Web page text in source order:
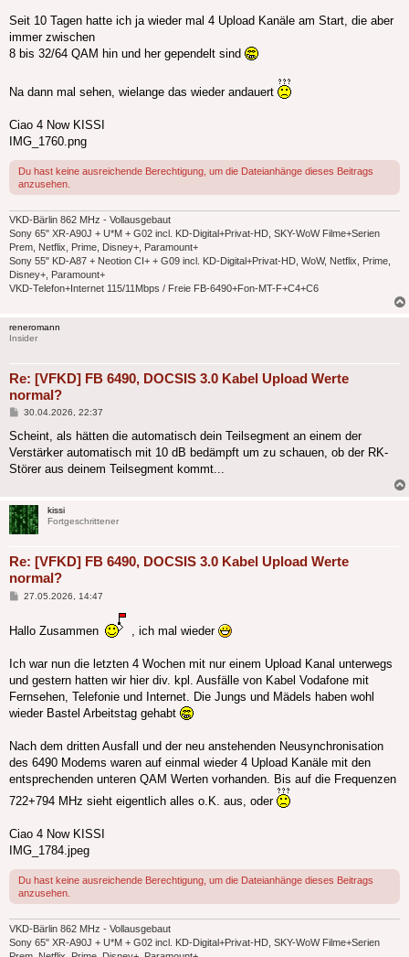
Seit 10 Tagen hatte ich ja wieder mal 4 Upload Kanäle am Start, die aber
immer zwischen
8 bis 32/64 QAM hin und her gependelt sind
Na dann mal sehen, wielange das wieder andauert
Ciao 4 Now KISSI
IMG_1760.png
Du hast keine ausreichende Berechtigung, um die Dateianhänge dieses Beitrags
anzusehen.
VKD-Bärlin 862 MHz - Vollausgebaut
Sony 65" XR-A90J + U*M + G02 incl. KD-Digital+Privat-HD, SKY-WoW Filme+Serien
Prem, Netflix, Prime, Disney+, Paramount+
Sony 55" KD-A87 + Neotion CI+ + G09 incl. KD-Digital+Privat-HD, WoW, Netflix, Prime,
Disney+, Paramount+
VKD-Telefon+Internet 115/11Mbps / Freie FB-6490+Fon-MT-F+C4+C6
reneromann
Insider
Re: [VFKD] FB 6490, DOCSIS 3.0 Kabel Upload Werte
normal?
Beitrag
30.04.2026, 22:37
Scheint, als hätten die automatisch dein Teilsegment an einem der
Verstärker automatisch mit 10 dB bedämpft um zu schauen, ob der RK-
Störer aus deinem Teilsegment kommt...
kissi
Fortgeschrittener
Re: [VFKD] FB 6490, DOCSIS 3.0 Kabel Upload Werte
normal?
Beitrag
27.05.2026, 14:47
Hallo Zusammen , ich mal wieder
Ich war nun die letzten 4 Wochen mit nur einem Upload Kanal unterwegs
und gestern hatten wir hier div. kpl. Ausfälle von Kabel Vodafone mit
Fernsehen, Telefonie und Internet. Die Jungs und Mädels haben wohl
wieder Bastel Arbeitstag gehabt
Nach dem dritten Ausfall und der neu anstehenden Neusynchronisation
des 6490 Modems waren auf einmal wieder 4 Upload Kanäle mit den
entsprechenden unteren QAM Werten vorhanden. Bis auf die Frequenzen
722+794 MHz sieht eigentlich alles o.K. aus, oder
Ciao 4 Now KISSI
IMG_1784.jpeg
Du hast keine ausreichende Berechtigung, um die Dateianhänge dieses Beitrags
anzusehen.
VKD-Bärlin 862 MHz - Vollausgebaut
Sony 65" XR-A90J + U*M + G02 incl. KD-Digital+Privat-HD, SKY-WoW Filme+Serien